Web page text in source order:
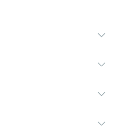
新卒就
マンガ・ゲーム
note